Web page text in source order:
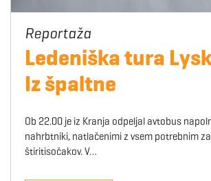
Ledeniška tura
Iz špaltne
Ob 22.00 je iz Kranja odpeljal avtobus
nahrbtniki, natlačenimi z vsem potrebnim
štiritisočakov. V…